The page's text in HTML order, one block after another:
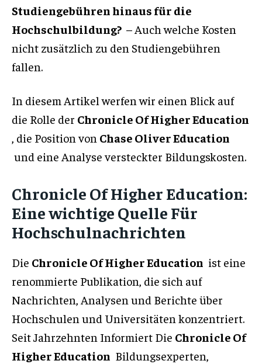
Studiengebühren hinaus für die
Hochschulbildung? – Auch welche Kosten
nicht zusätzlich zu den Studiengebühren
fallen.
In diesem Artikel werfen wir einen Blick auf
die Rolle der Chronicle Of Higher Education
, die Position von Chase Oliver Education
und eine Analyse versteckter Bildungskosten.
Chronicle Of Higher Education:
Eine wichtige Quelle Für
Hochschulnachrichten
Die Chronicle Of Higher Education ist eine
renommierte Publikation, die sich auf
Nachrichten, Analysen und Berichte über
Hochschulen und Universitäten konzentriert.
Seit Jahrzehnten Informiert Die Chronicle Of
Higher Education Bildungsexperten,